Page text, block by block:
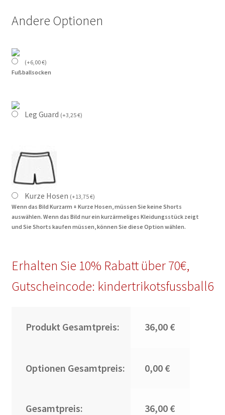
Andere Optionen
(+6,00€)
Fußballsocken
Leg Guard (+3,25€)
Kurze Hosen (+13,75€)
Wenn das Bild Kurzarm + Kurze Hosen, müssen Sie keine Shorts
auswählen. Wenn das Bild nur ein kurzärmeliges Kleidungsstück zeigt
und Sie Shorts kaufen müssen, können Sie diese Option wählen.
Erhalten Sie 10% Rabatt über 70€,
Gutscheincode: kindertrikotsfussball6
Produkt Gesamtpreis: 36,00 €
Optionen Gesamtpreis: 0,00 €
Gesamtpreis: 36,00 €